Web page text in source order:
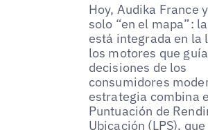
Hoy, Audika France
solo “en el mapa”:
está integrada en la
los motores que
decisiones de los
consumidores
estrategia combina
Puntuación de
Ubicación (LPS),